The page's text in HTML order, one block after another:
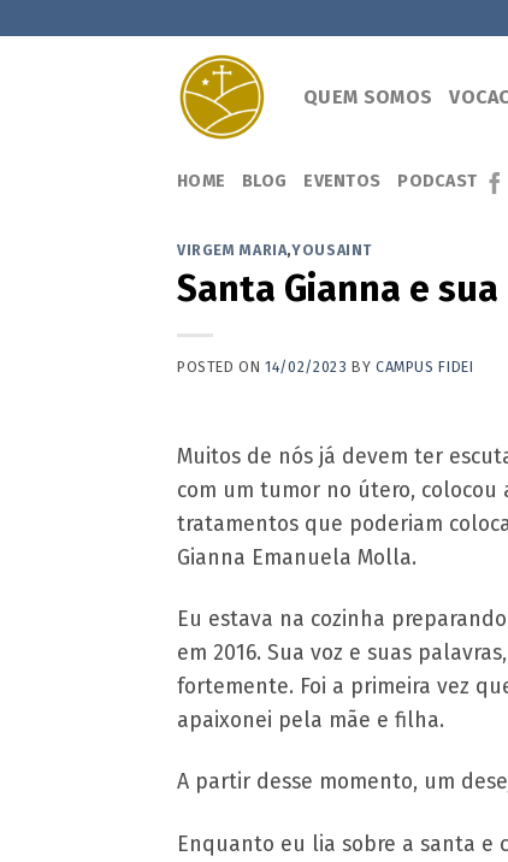
QUEM SOMOS
HOME BLOG EVENTOS PODCAST
VIRGEM MARIA,YOUSAINT
Santa Gianna e
POSTED ON14/02/2023 BY CAMPUS FIDEI
Muitos de nós já devem ter
com um tumor no útero,
tratamentos que poderiam
Gianna Emanuela Molla.
Eu estava na cozinha
em 2016. Sua voz e suas
fortemente. Foi a primeira vez
apaixonei pela mãe e filha.
A partir desse momento, um
Enquanto eu lia sobre a santa e